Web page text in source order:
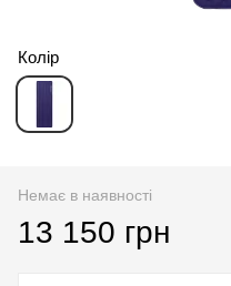
Колір
Немає в наявності
13 150 грн